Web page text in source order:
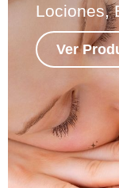
Lociones,
Ver